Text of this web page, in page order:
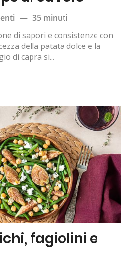
— 35 minuti
di sapori e consistenze con
della patata dolce e la
di capra si...
fagiolini e